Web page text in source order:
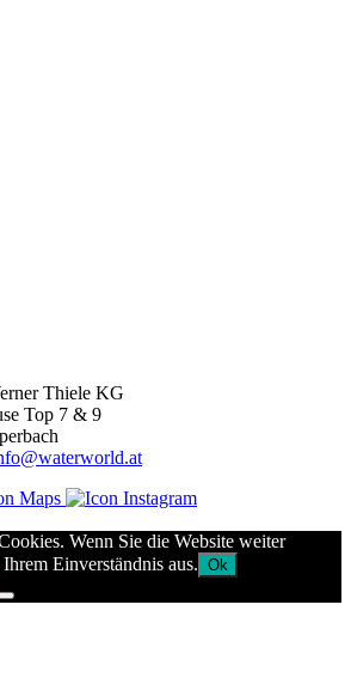
Thiele KG
Top 7 & 9
Wenn Sie die Website weiter
Einverständnis aus. Ok